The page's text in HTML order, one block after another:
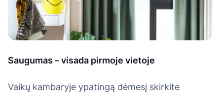
Saugumas – visada pirmoje vietoje
Vaikų kambaryje ypatingą dėmesį skirkite